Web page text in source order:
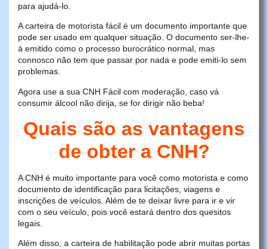
para ajudá-lo.
A carteira de motorista fácil é um documento importante que
pode ser usado em qualquer situação. O documento ser-lhe-
á emitido como o processo burocrático normal, mas
connosco não tem que passar por nada e pode emiti-lo sem
problemas.
Agora use a sua CNH Fácil com moderação, caso vá
consumir álcool não dirija, se for dirigir não beba!
Quais são as vantagens
de obter a CNH?
A CNH é muito importante para você como motorista e como
documento de identificação para licitações, viagens e
inscrições de veículos. Além de te deixar livre para ir e vir
com o seu veículo, pois você estará dentro dos quesitos
legais.
Além disso, a carteira de habilitação pode abrir muitas portas